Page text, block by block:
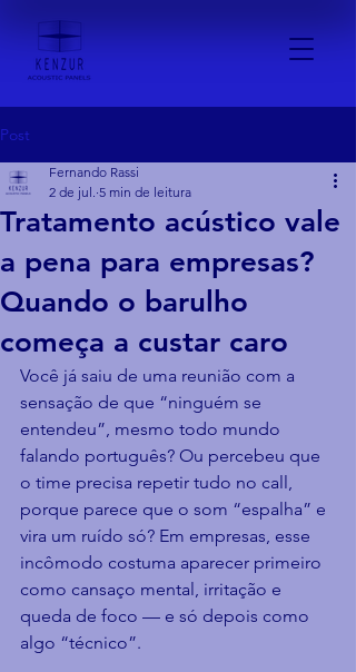
Post
Tratamento acústico vale
a pena para empresas?
Quando o barulho
começa a custar caro
Fernando Rassi
2 de jul. 5 min de leitura
Você já saiu de uma reunião com a
sensação de que “ninguém se
entendeu”, mesmo todo mundo
falando português? Ou percebeu que
o time precisa repetir tudo no call,
porque parece que o som “espalha” e
vira um ruído só? Em empresas, esse
incômodo costuma aparecer primeiro
como cansaço mental, irritação e
queda de foco — e só depois como
algo “técnico”.